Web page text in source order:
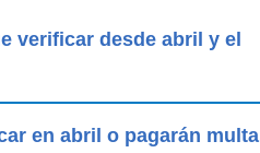
verificar desde abril y el
en abril o pagarán multa